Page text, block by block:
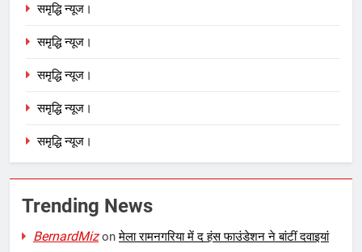
समृद्धि न्यूज।
समृद्धि न्यूज।
समृद्धि न्यूज।
समृद्धि न्यूज।
समृद्धि न्यूज।
Trending News
BernardMizonमेला रामनगरिया में द हंस फाउंडेशन ने बांटीं दवाइयां